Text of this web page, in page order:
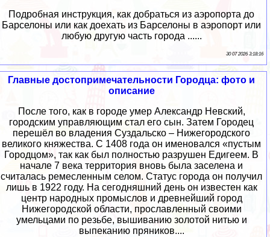
Подробная инструкция, как добраться из аэропорта до
Барселоны или как доехать из Барселоны в аэропорт или
любую другую часть города ......
30 07 2026 3:18:16
Главные достопримечательности Городца: фото и
описание
После того, как в городе умер Александр Невский,
городским управляющим стал его сын. Затем Городец
перешёл во владения Суздальско – Нижегородского
великого княжества. С 1408 года он именовался «пустым
Городцом», так как был полностью разрушен Едигеем. В
начале 7 века территория вновь была заселена и
считалась ремесленным селом. Статус города он получил
лишь в 1922 году. На сегодняшний день он известен как
центр народных промыслов и древнейший город
Нижегородской области, прославленный своими
умельцами по резьбе, вышиванию золотой нитью и
выпеканию пряников....